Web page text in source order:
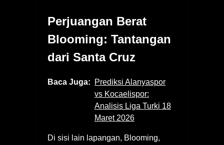
Perjuangan Berat
Blooming: Tantangan
dari Santa Cruz
Baca Juga:
Prediksi Alanyaspor
vs Kocaelispor:
Analisis Liga Turki 18
Maret 2026
Di sisi lain lapangan, Blooming,